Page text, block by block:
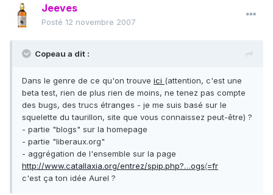
Jeeves
Posté 12 novembre 2007
Copeau a dit :
Dans le genre de ce qu'on trouve ici (attention, c'est une
beta test, rien de plus rien de moins, ne tenez pas compte
des bugs, des trucs étranges - je me suis basé sur le
squelette du taurillon, site que vous connaissez peut-être) ?
- partie "blogs" sur la homepage
- partie "liberaux.org"
- aggrégation de l'ensemble sur la page
http://www.catallaxia.org/entrez/spip.php?…ogs〈=fr
c'est ça ton idée Aurel ?